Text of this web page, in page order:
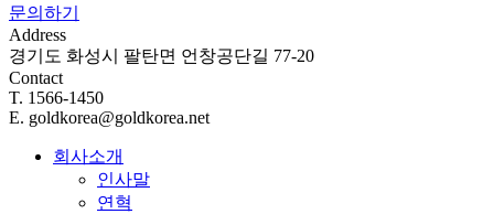
문의하기
Address
경기도 화성시 팔탄면 언창공단길 77-20
Contact
T. 1566-1450
E. goldkorea@goldkorea.net
회사소개
인사말
연혁